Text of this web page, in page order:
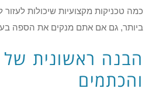
כמה טכניקות מקצועיות שיכולות
ביותר, גם אם אתם מנקים את הספה
הבנה ראשונית
והכתמים